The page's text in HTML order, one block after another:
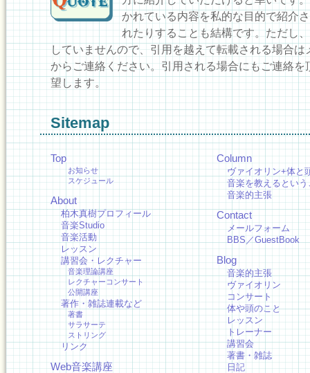
かれている内容を私的な目的で紹介
れたりすることも結構です。ただし
していませんので、引用を越えて転載される場合は
からご連絡ください。引用される場合にもご連絡を
望します。
Sitemap
Top
お知らせ
スケジュール
About
柏木真樹プロフィール
音楽Studio
音楽活動
レッスン
講習会・レクチャー
音楽理論講座
レクチャーコンサート
公開講座
著作・雑誌連載など
著書
サラサーテ
ストリング
リンク
Web音楽講座
Column
ヴァイオリン+体と
音楽を教えるという
音楽的主張
Contact
メールフォーム
BBS／GuestBook
Blog
音楽的主張
ヴァイオリン
コンサート
体や頭のこと
レッスン
トレーナー
講習会
著書・雑誌
日記